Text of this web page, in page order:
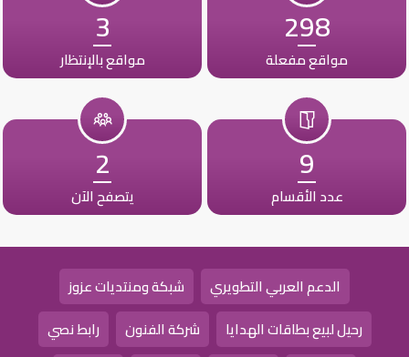
298
مواقع مفعلة
3
مواقع بالإنتظار
9
عدد الأقسام
2
يتصفح الآن
الدعم العربي التطويري
شبكة ومنتديات عزوز
رحيل لبيع بطاقات الهدايا
شركة الفنون
رابط نصي